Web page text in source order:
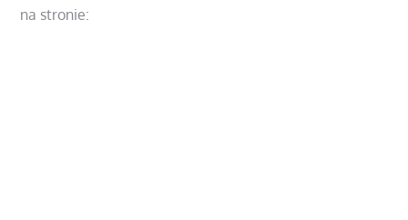
na stronie: